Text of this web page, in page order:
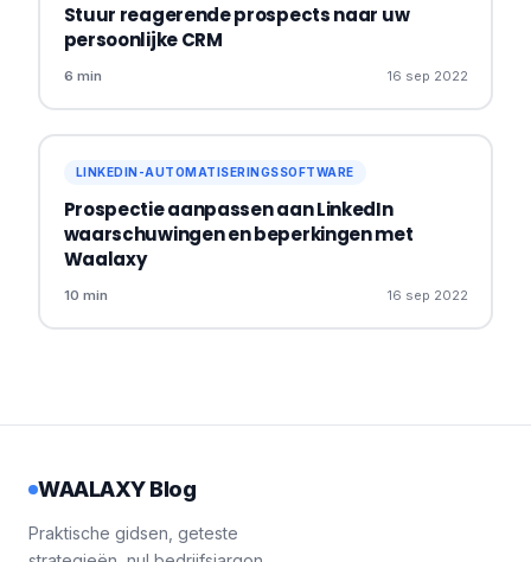
Stuur reagerende prospects naar uw
persoonlijke CRM
6 min 16 sep 2022
LINKEDIN-AUTOMATISERINGSSOFTWARE
Prospectie aanpassen aan LinkedIn
waarschuwingen en beperkingen met
Waalaxy
10 min 16 sep 2022
WAALAXY Blog
Praktische gidsen, geteste